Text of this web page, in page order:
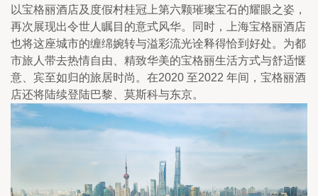
以宝格丽酒店及度假村桂冠上第六颗璀璨宝石的耀眼之姿，
再次展现出令世人瞩目的意式风华。同时，上海宝格丽酒店
也将这座城市的缠绵婉转与溢彩流光诠释得恰到好处。为都
市旅人带去热情自由、精致华美的宝格丽生活方式与舒适惬
意、宾至如归的旅居时尚。在2020 至2022 年间，宝格丽酒
店还将陆续登陆巴黎、莫斯科与东京。